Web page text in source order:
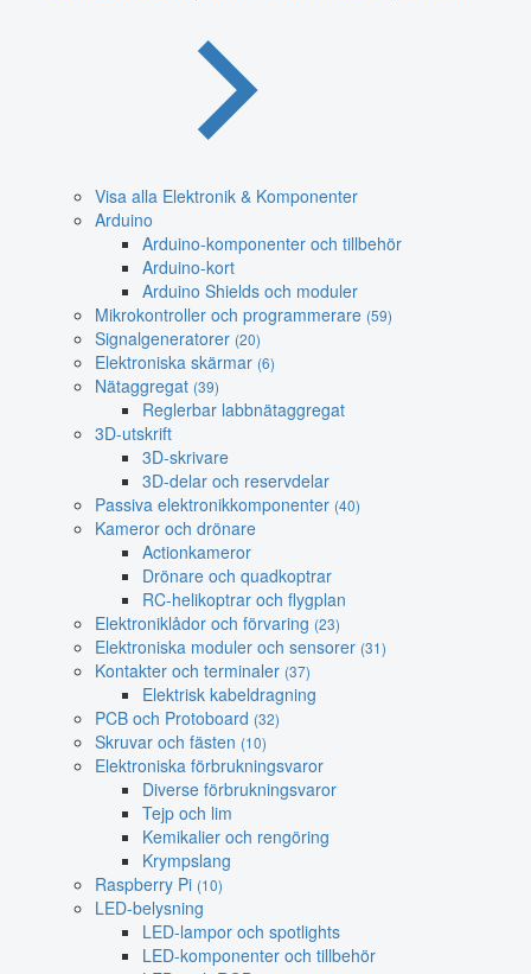
Visa alla Elektronik & Komponenter
Arduino
Arduino-komponenter och tillbehör
Arduino-kort
Arduino Shields och moduler
Mikrokontroller och programmerare (59)
Signalgeneratorer (20)
Elektroniska skärmar (6)
Nätaggregat (39)
Reglerbar labbnätaggregat
3D-utskrift
3D-skrivare
3D-delar och reservdelar
Passiva elektronikkomponenter (40)
Kameror och drönare
Actionkameror
Drönare och quadkoptrar
RC-helikoptrar och flygplan
Elektroniklådor och förvaring (23)
Elektroniska moduler och sensorer (31)
Kontakter och terminaler (37)
Elektrisk kabeldragning
PCB och Protoboard (32)
Skruvar och fästen (10)
Elektroniska förbrukningsvaror
Diverse förbrukningsvaror
Tejp och lim
Kemikalier och rengöring
Krympslang
Raspberry Pi (10)
LED-belysning
LED-lampor och spotlights
LED-komponenter och tillbehör